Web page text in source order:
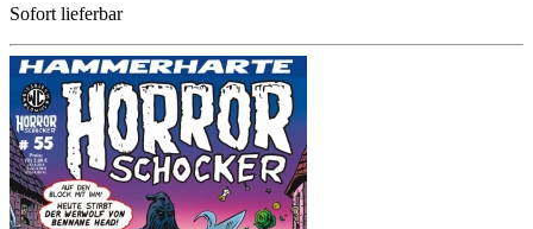
Sofort lieferbar